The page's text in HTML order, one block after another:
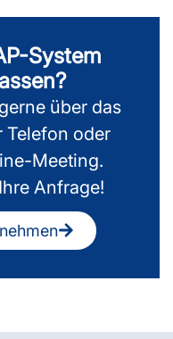
System
über das
Telefon oder
Meeting.
Anfrage!